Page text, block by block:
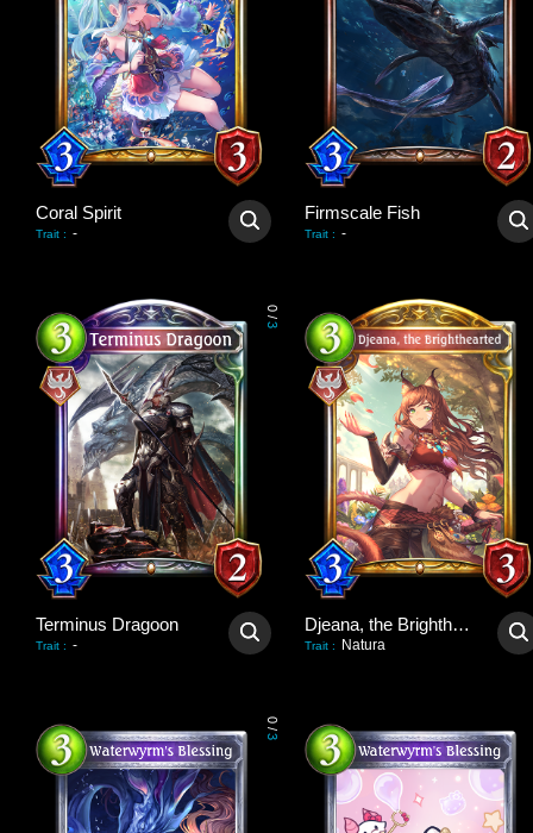
Coral Spirit
Trait : -
Firmscale Fish
Trait : -
0
/
3
Terminus Dragoon
Trait : -
Djeana, the Brighthearted
Trait : Natura
0
/
3